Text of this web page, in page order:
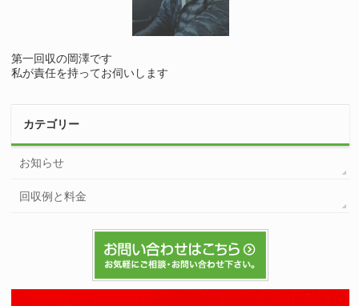
第一回収の岡澤です
私が責任を持ってお伺いします
カテゴリー
お知らせ
回収例と料金